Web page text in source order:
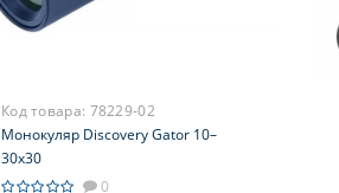
Код товара: 78229-02
Монокуляр Discovery Gator 10–
30х30
0